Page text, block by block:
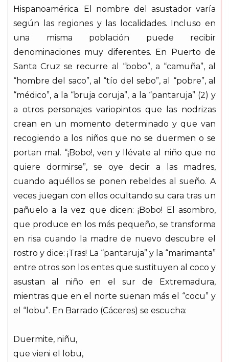
Hispanoamérica. El nombre del asustador varía
según las regiones y las localidades. Incluso en
una misma población puede recibir
denominaciones muy diferentes. En Puerto de
Santa Cruz se recurre al “bobo”, a “camuña”, al
“hombre del saco”, al “tío del sebo”, al “pobre”, al
“médico”, a la “bruja coruja”, a la “pantaruja” (2) y
a otros personajes variopintos que las nodrizas
crean en un momento determinado y que van
recogiendo a los niños que no se duermen o se
portan mal. “¡Bobo!, ven y llévate al niño que no
quiere dormirse”, se oye decir a las madres,
cuando aquéllos se ponen rebeldes al sueño. A
veces juegan con ellos ocultando su cara tras un
pañuelo a la vez que dicen: ¡Bobo! El asombro,
que produce en los más pequeño, se transforma
en risa cuando la madre de nuevo descubre el
rostro y dice: ¡Tras! La “pantaruja” y la “marimanta”
entre otros son los entes que sustituyen al coco y
asustan al niño en el sur de Extremadura,
mientras que en el norte suenan más el “cocu” y
el “lobu”. En Barrado (Cáceres) se escucha:
Duermite, niñu,
que vieni el lobu,